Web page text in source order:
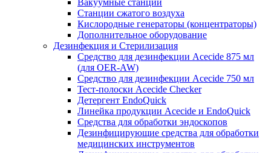
Вакуумные станции
Станции сжатого воздуха
Кислородные генераторы (концентраторы)
Дополнительное оборудование
Дезинфекция и Стерилизация
Средство для дезинфекции Acecide 875 мл
(для OER-AW)
Средство для дезинфекции Acecide 750 мл
Тест-полоски Acecide Checker
Детергент EndoQuick
Линейка продукции Acecide и EndoQuick
Средства для обработки эндоскопов
Дезинфицирующие средства для обработки
медицинских инструментов